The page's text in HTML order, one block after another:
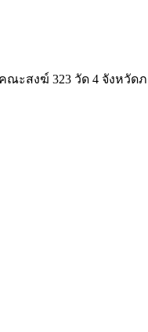
สงฆ์ 323 วัด 4 จังหวัดภา